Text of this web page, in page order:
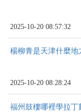
2025-10-20 08:57:32
楊柳青是天津什麼地
2025-10-20 08:28:24
福州鼓樓哪裡學拉丁